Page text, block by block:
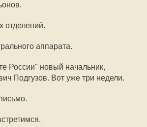
отделений.
аппарата.
России" новый начальник,
Подгузов. Вот уже три недели.